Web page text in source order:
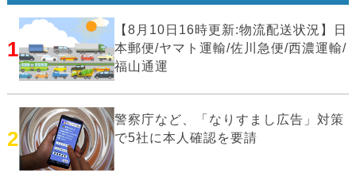
1
【8月10日16時更新:物流配送状況】日
本郵便/ヤマト運輸/佐川急便/西濃運輸/
福山通運
2
警察庁など、「なりすまし広告」対策
で5社に本人確認を要請